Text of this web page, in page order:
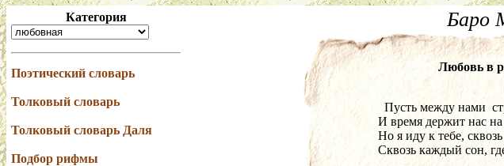
Категория
Поэтический словарь
Толковый словарь
Толковый словарь Даля
Подбор рифмы
Баро
Любовь в
Пусть между нами
И время держит нас на
Но я иду к тебе,
Сквозь каждый сон,